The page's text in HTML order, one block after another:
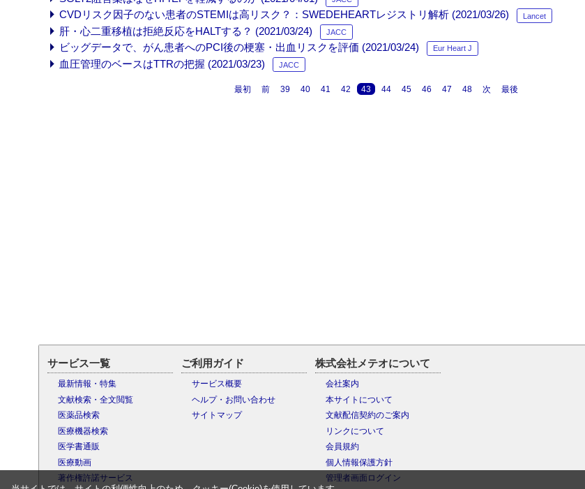
CVDリスク因子のない患者のSTEMIは高リスク？：SWEDEHEARTレジストリ解析 (2021/03/26) Lancet
肝・心二重移植は拒絶反応をHALTする？ (2021/03/24) JACC
ビッグデータで、がん患者へのPCI後の梗塞・出血リスクを評価 (2021/03/24) Eur Heart J
血圧管理のベースはTTRの把握 (2021/03/23) JACC
最初 前 39 40 41 42 43 44 45 46 47 48 次 最後
サービス一覧
最新情報・特集
文献検索・全文閲覧
医薬品検索
医療機器検索
医学書通販
医療動画
著作権許諾サービス
ご利用ガイド
サービス概要
ヘルプ・お問い合わせ
サイトマップ
株式会社メテオについて
会社案内
本サイトについて
文献配信契約のご案内
リンクについて
会員規約
個人情報保護方針
管理者画面ログイン